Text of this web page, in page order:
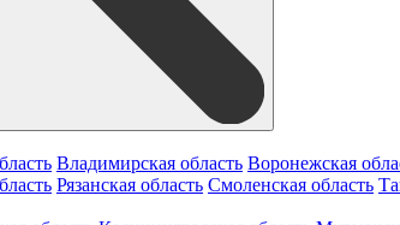
Владимирская область Воронежская
Рязанская область Смоленская область